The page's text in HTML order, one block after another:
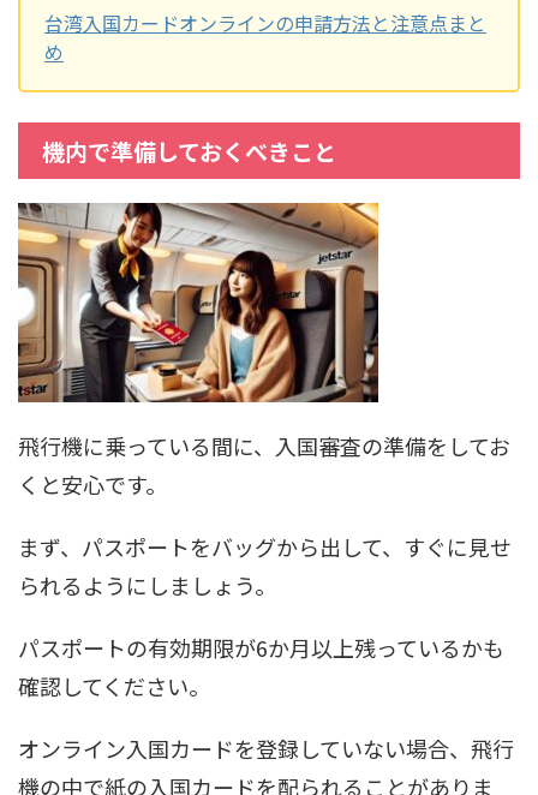
台湾入国カードオンラインの申請方法と注意点まと
め
機内で準備しておくべきこと
飛行機に乗っている間に、入国審査の準備をしてお
くと安心です。
まず、パスポートをバッグから出して、すぐに見せ
られるようにしましょう。
パスポートの有効期限が6か月以上残っているかも
確認してください。
オンライン入国カードを登録していない場合、飛行
機の中で紙の入国カードを配られることがありま